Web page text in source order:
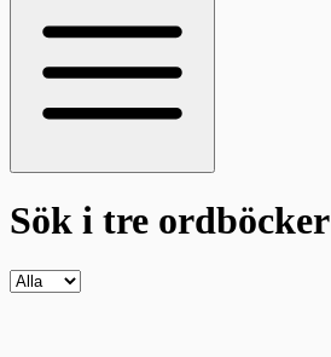
Sök i tre ordböcker